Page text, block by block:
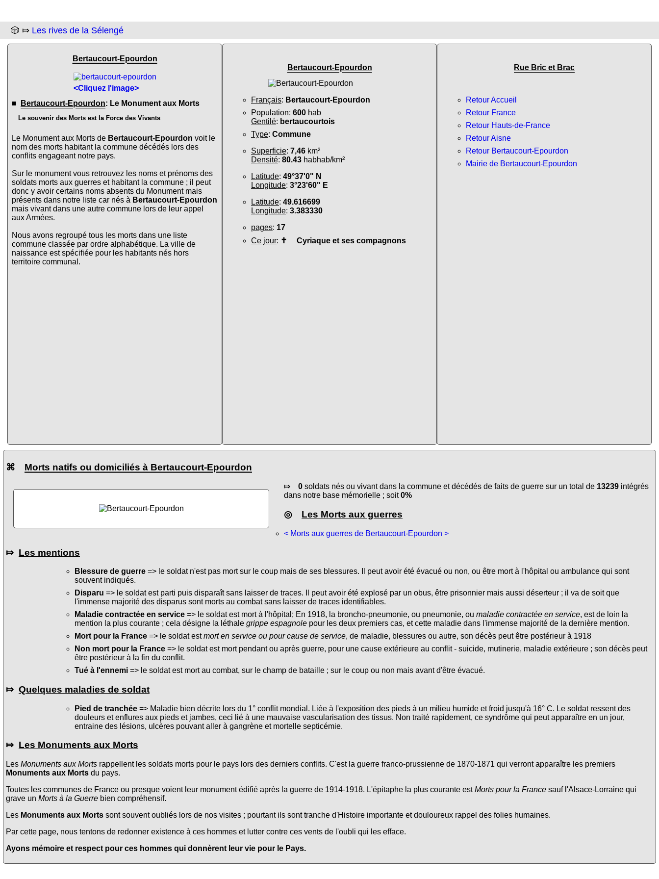
🎲 ⤇ Les rives de la Sélengé
Bertaucourt-Epourdon
<Cliquez l'image>
■
Bertaucourt-Epourdon: Le Monument aux Morts
Le souvenir des Morts est la Force des Vivants
Le Monument aux Morts de Bertaucourt-Epourdon voit le
nom des morts habitant la commune décédés lors des
conflits engageant notre pays.
Sur le monument vous retrouvez les noms et prénoms des
soldats morts aux guerres et habitant la commune ; il peut
donc y avoir certains noms absents du Monument mais
présents dans notre liste car nés à Bertaucourt-Epourdon
mais vivant dans une autre commune lors de leur appel
aux Armées.
Nous avons regroupé tous les morts dans une liste
commune classée par ordre alphabétique. La ville de
naissance est spécifiée pour les habitants nés hors
territoire communal.
Bertaucourt-Epourdon
Français: Bertaucourt-Epourdon
Population: 600 hab
Gentilé: bertaucourtois
Type: Commune
Superficie: 7,46 km²
Densité: 80.43 habhab/km²
Latitude: 49°37'0" N
Longitude: 3°23'60" E
Latitude: 49.616699
Longitude: 3.383330
pages: 17
Ce jour: ✝ Cyriaque et ses compagnons
Rue Bric et Brac
Retour Accueil
Retour France
Retour Hauts-de-France
Retour Aisne
Retour Bertaucourt-Epourdon
Mairie de Bertaucourt-Epourdon
⌘ Morts natifs ou domiciliés à Bertaucourt-Epourdon
⤇ 0 soldats nés ou vivant dans la commune et décédés de faits de guerre sur un total de 13239 intégrés
dans notre base mémorielle ; soit0%
◎ Les Morts aux guerres
< Morts aux guerres de Bertaucourt-Epourdon >
⤇ Les mentions
Blessure de guerre => le soldat n'est pas mort sur le coup mais de ses blessures. Il peut avoir été évacué ou non, ou être mort à l'hôpital ou ambulance qui sont
souvent indiqués.
Disparu => le soldat est parti puis disparaît sans laisser de traces. Il peut avoir été explosé par un obus, être prisonnier mais aussi déserteur ; il va de soit que
l'immense majorité des disparus sont morts au combat sans laisser de traces identifiables.
Maladie contractée en service => le soldat est mort à l'hôpital; En 1918, la broncho-pneumonie, ou pneumonie, ou maladie contractée en service, est de loin la
mention la plus courante ; cela désigne la léthale grippe espagnole pour les deux premiers cas, et cette maladie dans l'immense majorité de la dernière mention.
Mort pour la France => le soldat estmort en service ou pour cause de service, de maladie, blessures ou autre, son décès peut être postérieur à 1918
Non mort pour la France => le soldat est mort pendant ou après guerre, pour une cause extérieure au conflit - suicide, mutinerie, maladie extérieure ; son décès peut
être postérieur à la fin du conflit.
Tué à l'ennemi => le soldat est mort au combat, sur le champ de bataille ; sur le coup ou non mais avant d'être évacué.
⤇ Quelques maladies de soldat
Pied de tranchée => Maladie bien décrite lors du 1° conflit mondial. Liée à l'exposition des pieds à un milieu humide et froid jusqu'à 16° C. Le soldat ressent des
douleurs et enflures aux pieds et jambes, ceci lié à une mauvaise vascularisation des tissus. Non traité rapidement, ce syndrôme qui peut apparaître en un jour,
entraine des lésions, ulcères pouvant aller à gangrène et mortelle septicémie.
⤇ Les Monuments aux Morts
Les Monuments aux Morts rappellent les soldats morts pour le pays lors des derniers conflits. C'est la guerre franco-prussienne de 1870-1871 qui verront apparaître les premiers
Monuments aux Morts du pays.
Toutes les communes de France ou presque voient leur monument édifié après la guerre de 1914-1918. L'épitaphe la plus courante estMorts pour la France sauf l'Alsace-Lorraine qui
grave un Morts à la Guerre bien compréhensif.
Les Monuments aux Morts sont souvent oubliés lors de nos visites ; pourtant ils sont tranche d'Histoire importante et douloureux rappel des folies humaines.
Par cette page, nous tentons de redonner existence à ces hommes et lutter contre ces vents de l'oubli qui les efface.
Ayons mémoire et respect pour ces hommes qui donnèrent leur vie pour le Pays.